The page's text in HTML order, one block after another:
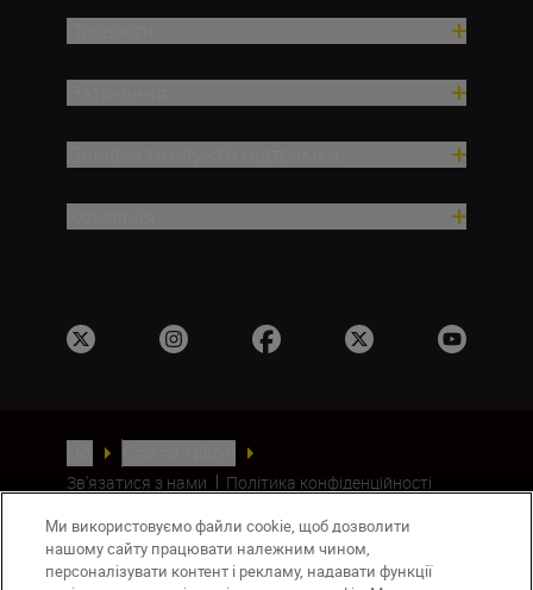
Зв’язатися з нами
Політика конфіденційності
Повідомлення про файли cookie
Налаштування Cookie
Ми використовуємо файли cookie, щоб дозволити
нашому сайту працювати належним чином,
персоналізувати контент і рекламу, надавати функції